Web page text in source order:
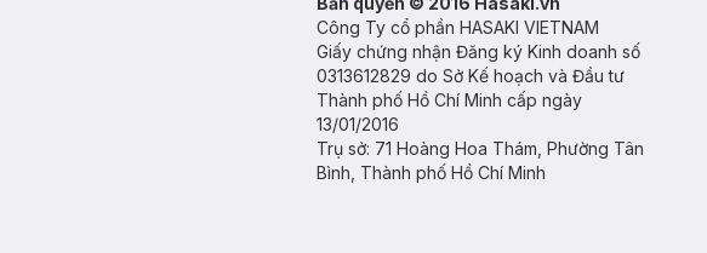
Công Ty cổ phần HASAKI VIETNAM
Giấy chứng nhận Đăng ký Kinh doanh số
0313612829 do Sở Kế hoạch và Đầu tư
Thành phố Hồ Chí Minh cấp ngày
13/01/2016
Trụ sở: 71 Hoàng Hoa Thám, Phường Tân
Bình, Thành phố Hồ Chí Minh